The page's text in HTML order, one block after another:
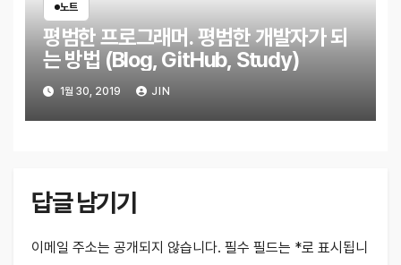
노트
평범한 프로그래머. 평범한 개발자가 되
는 방법 (Blog, GitHub, Study)
1월 30, 2019 JIN
답글 남기기
이메일 주소는 공개되지 않습니다. 필수 필드는 *로 표시됩니